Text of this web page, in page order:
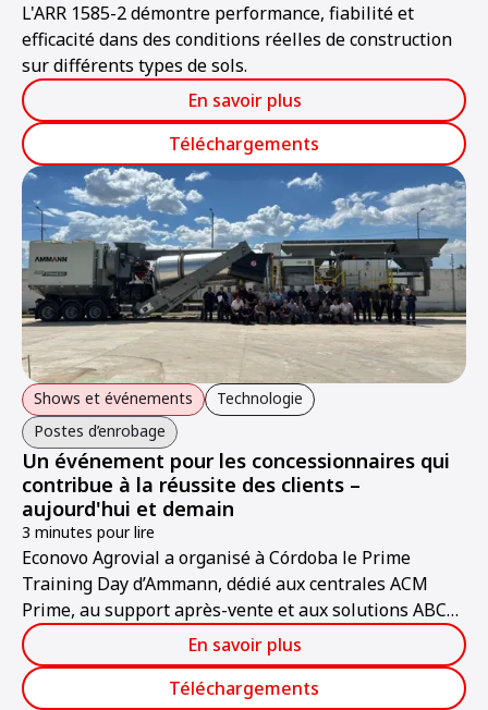
L'ARR 1585-2 démontre performance, fiabilité et
efficacité dans des conditions réelles de construction
sur différents types de sols.
En savoir plus
Téléchargements
Shows et événements
Technologie
Postes d’enrobage
Un événement pour les concessionnaires qui
contribue à la réussite des clients –
aujourd'hui et demain
3 minutes pour lire
Econovo Agrovial a organisé à Córdoba le Prime
Training Day d’Ammann, dédié aux centrales ACM
Prime, au support après-vente et aux solutions ABC
ValueTec.
En savoir plus
Téléchargements